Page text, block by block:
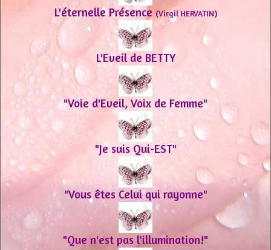
L'éternelle Présence (Virgil HERVATIN)
L'Eveil de BETTY
"Voie d'Eveil, Voix de Femme"
"Je suis Qui-EST"
"Vous êtes Celui qui rayonne"
"Que n'est pas l'illumination!"